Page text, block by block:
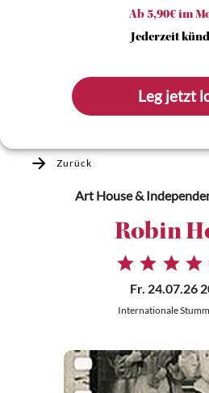
Ab 5,90€ im
Jederzeit
Leg jetzt
Zurück
Art House &
Robin
Fr. 24.07.26
Internationale